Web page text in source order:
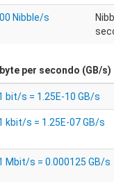
Nibble/s
per secondo (GB/s)
bit/s = 1.25E-10 GB/s
kbit/s = 1.25E-07 GB/s
Mbit/s = 0.000125 GB/s